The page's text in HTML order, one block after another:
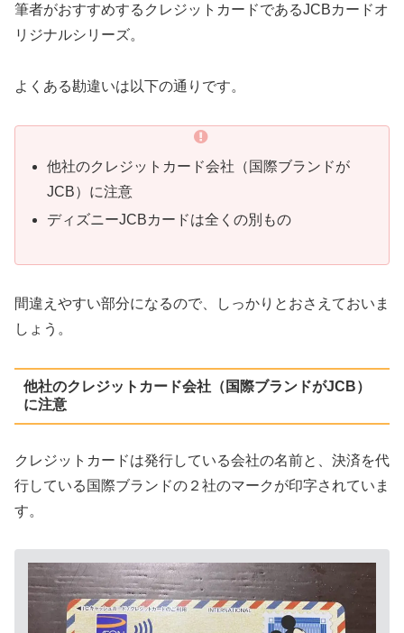
筆者がおすすめするクレジットカードであるJCBカードオ
リジナルシリーズ。
よくある勘違いは以下の通りです。
他社のクレジットカード会社（国際ブランドが
JCB）に注意
ディズニーJCBカードは全くの別もの
間違えやすい部分になるので、しっかりとおさえておいま
しょう。
他社のクレジットカード会社（国際ブランドがJCB）
に注意
クレジットカードは発行している会社の名前と、決済を代
行している国際ブランドの２社のマークが印字されていま
す。